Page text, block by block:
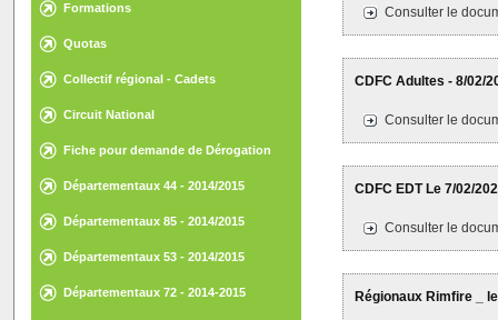
Formations
Quotas
Collectif régional - Cadets
Circuit National
Fiche pour demande de Dérogation
Départementaux 44 - 2014/2015
Départementaux 85 - 2014/2015
Départementaux 53 - 2014/2015
Départementaux 72 - 2014-2015
Consulter le
CDFC Adultes - 8/02/
Consulter le
CDFC EDT Le 7/02/
Consulter le
Régionaux Rimfire _